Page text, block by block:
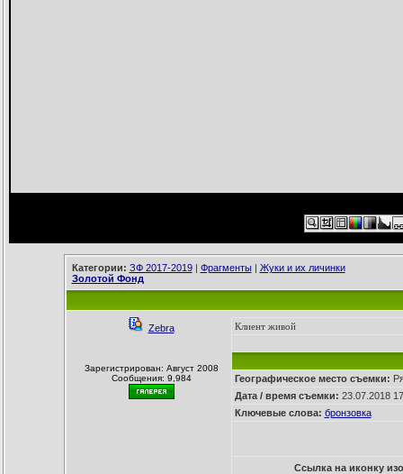
Категории: ЗФ 2017-2019| Фрагменты| Жуки и их личинки
Золотой Фонд
Zebra
Зарегистрирован: Август 2008
Сообщения: 9,984
Клиент живой
Географическое место съемки:
Дата / время съемки: 23.07.2018
Ключевые слова: бронзовка
Ссылка на иконку